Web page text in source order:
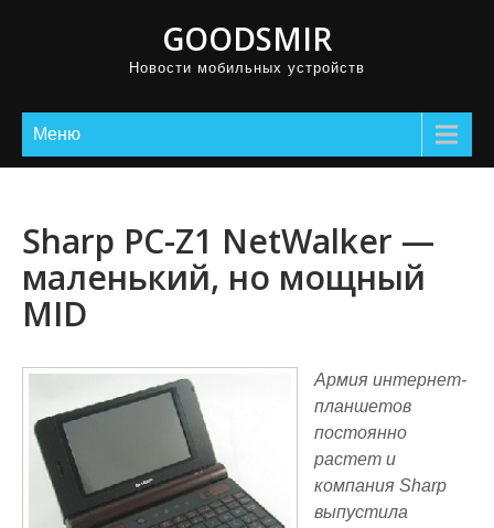
GOODSMIR
Новости мобильных устройств
Меню
Sharp PC-Z1 NetWalker —
маленький, но мощный
MID
Армия интернет-
планшетов
постоянно
растет и
компания Sharp
выпустила